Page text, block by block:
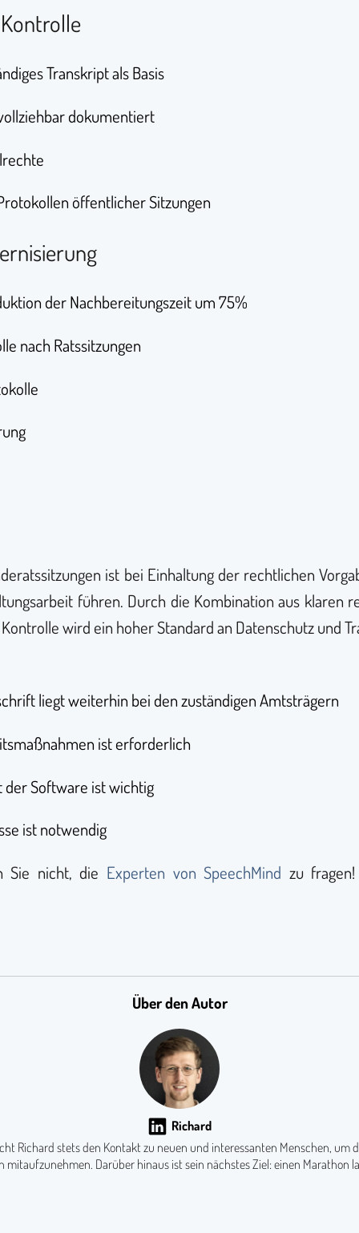
Transkript als Basis
dokumentiert
öffentlicher Sitzungen
der Nachbereitungszeit um 75%
nach Ratssitzungen
ist bei Einhaltung der rechtlichen
führen. Durch die Kombination aus klaren
wird ein hoher Standard an Datenschutz und
liegt weiterhin bei den zuständigen Amtsträgern
ist erforderlich
der Software ist wichtig
ist notwendig
Sie nicht, die Experten von SpeechMind zu
Über den Autor
Richard
Richard stets den Kontakt zu neuen und interessanten Menschen, um
Darüber hinaus ist sein nächstes Ziel: einen Marathon